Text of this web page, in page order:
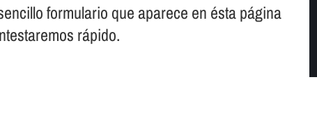
formulario que aparece en ésta página
rápido.